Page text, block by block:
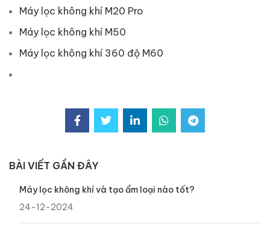
Máy lọc không khí M20 Pro
Máy lọc không khí M50
Máy lọc không khí 360 độ M60
BÀI VIẾT GẦN ĐÂY
Máy lọc không khí và tạo ẩm loại nào tốt?
24-12-2024